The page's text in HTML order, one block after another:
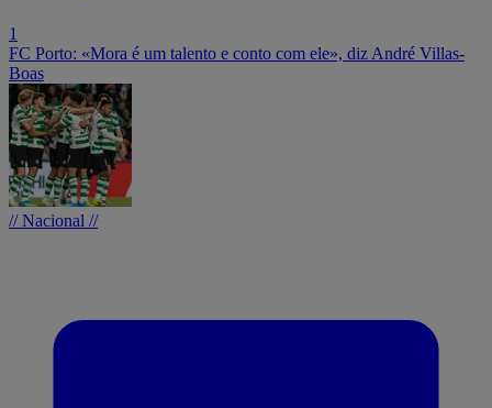
1
FC Porto: «Mora é um talento e conto com ele», diz André Villas-
Boas
// Nacional //